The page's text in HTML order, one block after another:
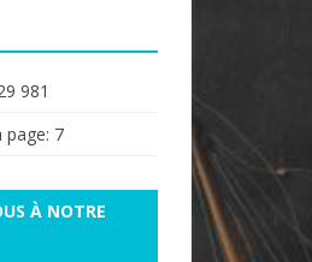
981
page: 7
À NOTRE